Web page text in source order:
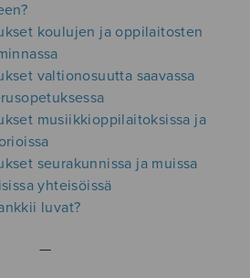
koulujen ja oppilaitosten
valtionosuutta saavassa
musiikkioppilaitoksissa ja
seurakunnissa ja muissa
yhteisöissä
luvat?
—